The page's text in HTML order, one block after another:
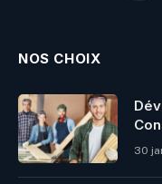
NOS CHOIX
30